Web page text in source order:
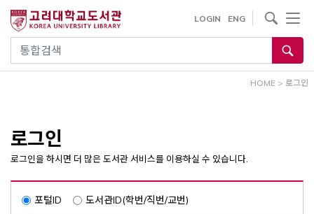
건
통합검색
LOGIN ENG
사이트내 검색
HOME > 로그인
로그인
로그인을 하시면 더 많은 도서관 서비스를 이용하실 수 있습니다.
포털ID 도서관ID(학번/직번/교번)